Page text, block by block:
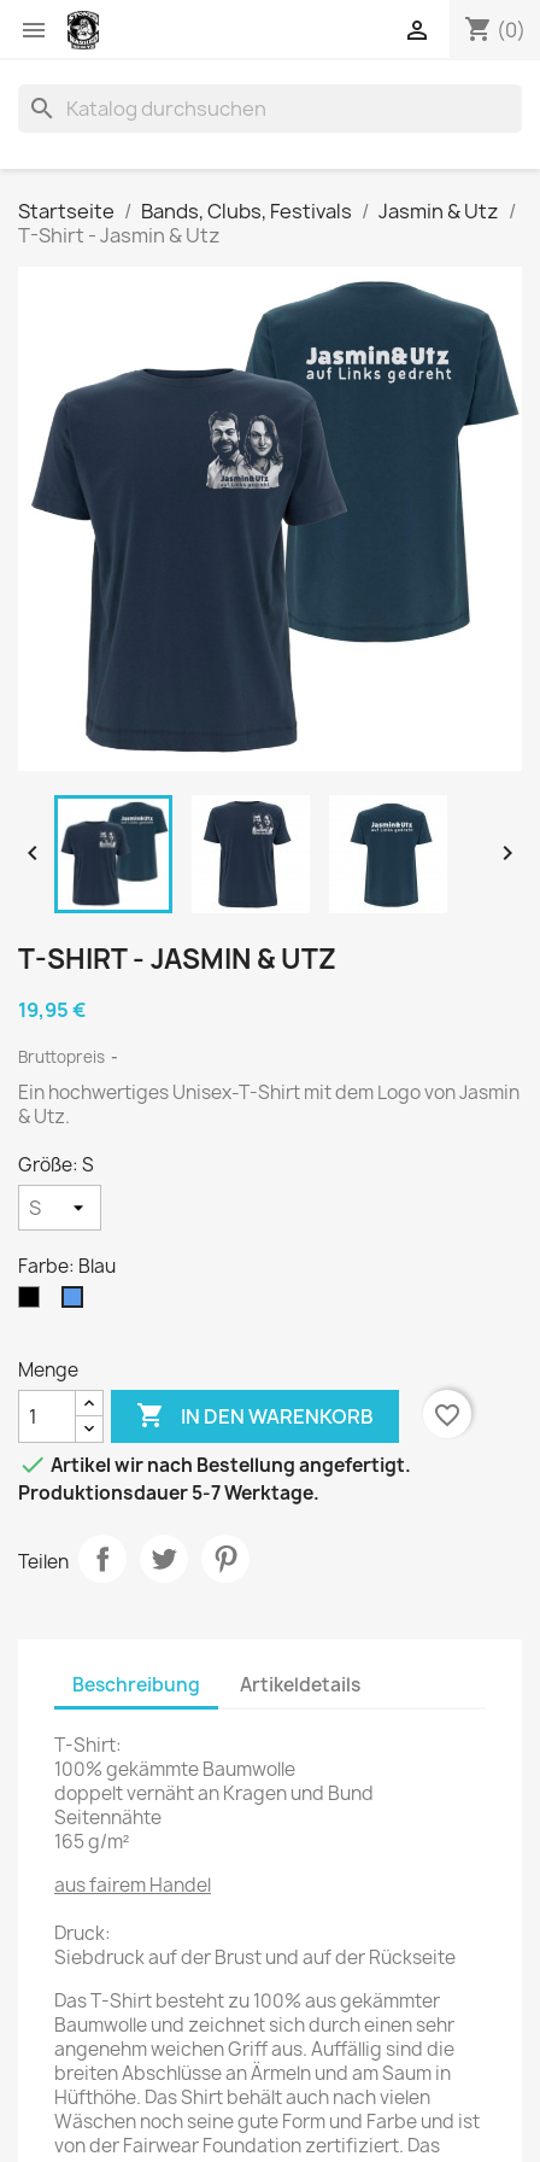
 shopping_cart (0)

search
Startseite Bands, Clubs, Festivals
Jasmin & Utz
T-Shirt - Jasmin & Utz
 
T-SHIRT - JASMIN & UTZ
19,95 €
Bruttopreis
Ein hochwertiges Unisex-T-Shirt mit dem Logo von Jasmin
& Utz.
Größe: S
Farbe: Blau
Menge
 IN DEN WARENKORB
favorite_border
 Artikel wir nach Bestellung angefertigt.
Produktionsdauer 5-7 Werktage.
Teilen
Beschreibung Artikeldetails
T-Shirt:
100% gekämmte Baumwolle
doppelt vernäht an Kragen und Bund
Seitennähte
165 g/m²
aus fairem Handel
Druck:
Siebdruck auf der Brust und auf der Rückseite
Das T-Shirt besteht zu 100% aus gekämmter
Baumwolle und zeichnet sich durch einen sehr
angenehm weichen Griff aus. Auffällig sind die
breiten Abschlüsse an Ärmeln und am Saum in
Hüfthöhe. Das Shirt behält auch nach vielen
Wäschen noch seine gute Form und Farbe und ist
von der Fairwear Foundation zertifiziert. Das